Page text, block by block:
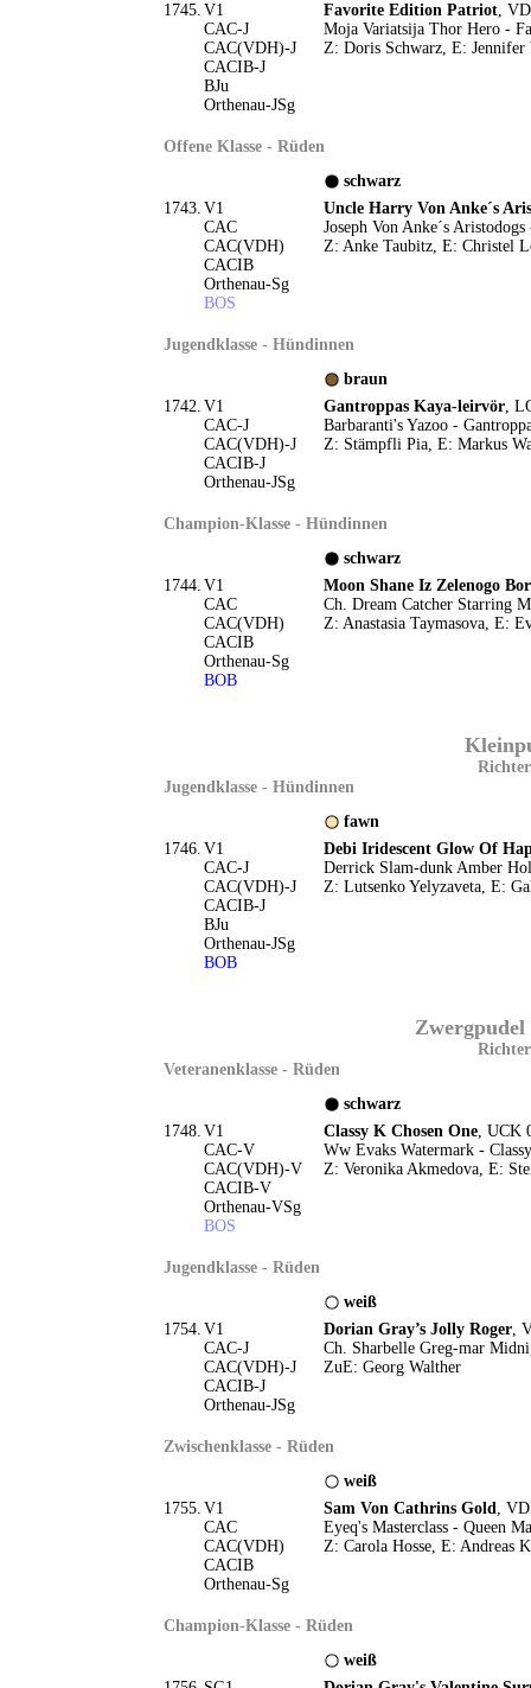
1745. V1
CAC-J
CAC(VDH)-J
CACIB-J
BJu
Orthenau-JSg
Favorite Edition Patriot,
Moja Variatsija Thor Hero -
Z: Doris Schwarz, E: Jennifer
Offene Klasse - Rüden
schwarz
1743. V1
CAC
CAC(VDH)
CACIB
Orthenau-Sg
BOS
Uncle Harry Von Anke´s
Joseph Von Anke´s
Z: Anke Taubitz, E: Christel
Jugendklasse - Hündinnen
braun
1742. V1
CAC-J
CAC(VDH)-J
CACIB-J
Orthenau-JSg
Gantroppas Kaya-leirvör,
Barbaranti's Yazoo -
Z: Stämpfli Pia, E: Markus
Champion-Klasse - Hündinnen
schwarz
1744. V1
CAC
CAC(VDH)
CACIB
Orthenau-Sg
BOB
Moon Shane Iz Zelenogo
Ch. Dream Catcher Starring
Z: Anastasia Taymasova, E:
Jugendklasse - Hündinnen
fawn
1746. V1
CAC-J
CAC(VDH)-J
CACIB-J
BJu
Orthenau-JSg
BOB
Debi Iridescent Glow Of
Derrick Slam-dunk Amber
Z: Lutsenko Yelyzaveta, E:
Veteranenklasse - Rüden
schwarz
1748. V1
CAC-V
CAC(VDH)-V
CACIB-V
Orthenau-VSg
BOS
Classy K Chosen One, UCK
Ww Evaks Watermark -
Z: Veronika Akmedova, E:
Jugendklasse - Rüden
weiß
1754. V1
CAC-J
CAC(VDH)-J
CACIB-J
Orthenau-JSg
Dorian Gray’s Jolly Roger,
Ch. Sharbelle Greg-mar
ZuE: Georg Walther
Zwischenklasse - Rüden
weiß
1755. V1
CAC
CAC(VDH)
CACIB
Orthenau-Sg
Sam Von Cathrins Gold,
Eyeq's Masterclass - Queen
Z: Carola Hosse, E: Andreas
Champion-Klasse - Rüden
weiß